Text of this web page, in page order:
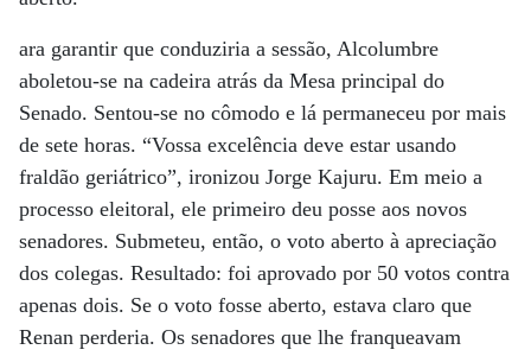
ara garantir que conduziria a sessão, Alcolumbre
aboletou-se na cadeira atrás da Mesa principal do
Senado. Sentou-se no cômodo e lá permaneceu por mais
de sete horas. “Vossa excelência deve estar usando
fraldão geriátrico”, ironizou Jorge Kajuru. Em meio a
processo eleitoral, ele primeiro deu posse aos novos
senadores. Submeteu, então, o voto aberto à apreciação
dos colegas. Resultado: foi aprovado por 50 votos contra
apenas dois. Se o voto fosse aberto, estava claro que
Renan perderia. Os senadores que lhe franqueavam